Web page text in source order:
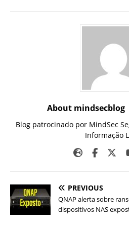
About mindsecblog
Blog patrocinado por MindSec
Informação
PREVIOUS
QNAP alerta sobre
dispositivos NAS